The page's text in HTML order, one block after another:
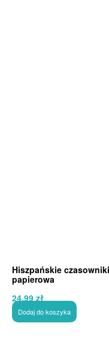
Hiszpańskie
papierowa
24,99zł
Dodaj do koszyka